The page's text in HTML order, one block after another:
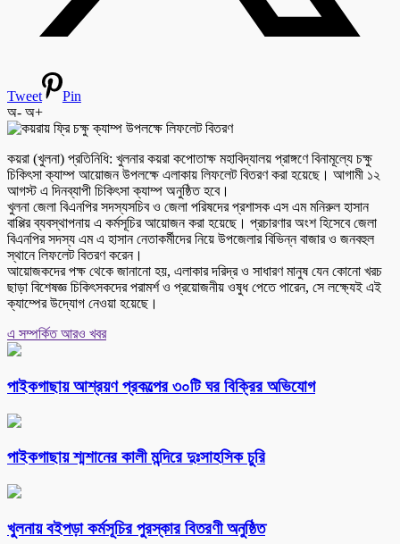
Tweet
Pin
অ- অ+
কয়রা (খুলনা) প্রতিনিধি: খুলনার কয়রা কপোতাক্ষ মহাবিদ্যালয় প্রাঙ্গণে বিনামূল্যে চক্ষু
চিকিৎসা ক্যাম্প আয়োজন উপলক্ষে এলাকায় লিফলেট বিতরণ করা হয়েছে। আগামী ১২
আগস্ট এ দিনব্যাপী চিকিৎসা ক্যাম্প অনুষ্ঠিত হবে।
খুলনা জেলা বিএনপির সদস্যসচিব ও জেলা পরিষদের প্রশাসক এস এম মনিরুল হাসান
বাপ্পির ব্যবস্থাপনায় এ কর্মসূচির আয়োজন করা হয়েছে। প্রচারণার অংশ হিসেবে জেলা
বিএনপির সদস্য এম এ হাসান নেতাকর্মীদের নিয়ে উপজেলার বিভিন্ন বাজার ও জনবহুল
স্থানে লিফলেট বিতরণ করেন।
আয়োজকদের পক্ষ থেকে জানানো হয়, এলাকার দরিদ্র ও সাধারণ মানুষ যেন কোনো খরচ
ছাড়া বিশেষজ্ঞ চিকিৎসকদের পরামর্শ ও প্রয়োজনীয় ওষুধ পেতে পারেন, সে লক্ষ্যেই এই
ক্যাম্পের উদ্যোগ নেওয়া হয়েছে।
এ সম্পর্কিত আরও খবর
পাইকগাছায় আশ্রয়ণ প্রকল্পের ৩০টি ঘর বিক্রির অভিযোগ
পাইকগাছায় শ্মশানের কালী মন্দিরে দুঃসাহসিক চুরি
খুলনায় বইপড়া কর্মসূচির পুরস্কার বিতরণী অনুষ্ঠিত